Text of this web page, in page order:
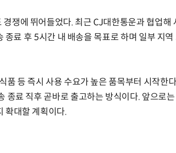
쟁에 뛰어들었다. 최근 CJ대한통운과 협업해
종료 후 5시간 내 배송을 목표로 하며 일부 지
품 등 즉시 사용 수요가 높은 품목부터 시작한
종료 직후 곧바로 출고하는 방식이다. 앞으로
확대할 계획이다.